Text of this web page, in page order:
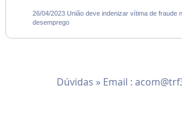
26/04/2023 União deve indenizar vítima de fraude
desemprego
Dúvidas » Email :